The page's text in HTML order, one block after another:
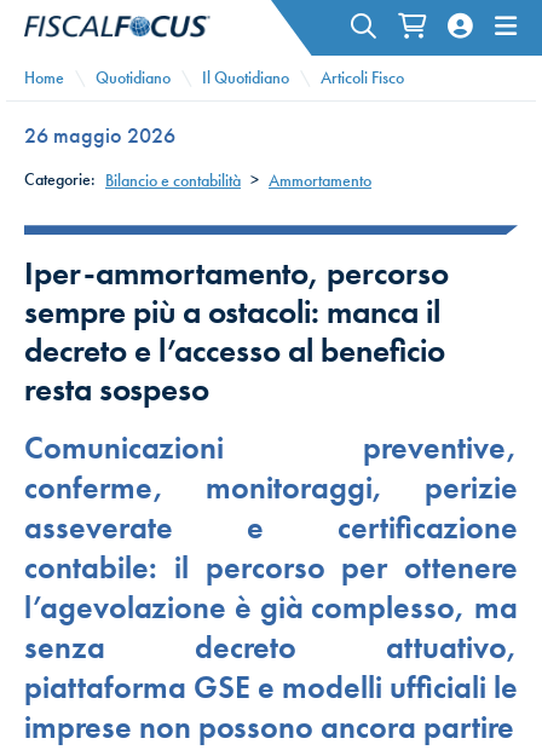
Home Quotidiano Il Quotidiano Articoli Fisco
26 maggio 2026
Categorie: Bilancio e contabilità > Ammortamento
Iper-ammortamento, percorso
sempre più a ostacoli: manca il
decreto e l’accesso al beneficio
resta sospeso
Comunicazioni preventive,
conferme, monitoraggi, perizie
asseverate e certificazione
contabile: il percorso per ottenere
l’agevolazione è già complesso, ma
senza decreto attuativo,
piattaforma GSE e modelli ufficiali le
imprese non possono ancora partire